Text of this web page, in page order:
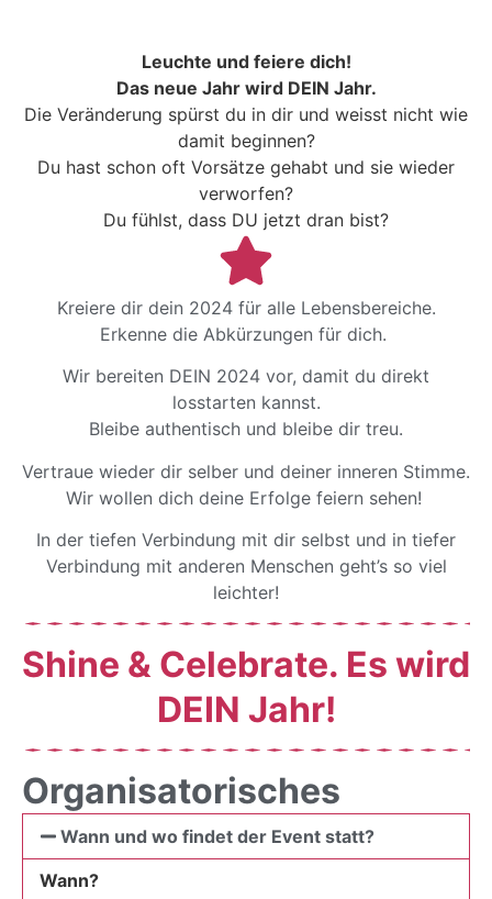
Leuchte und feiere dich!
Das neue Jahr wird DEIN Jahr.
Die Veränderung spürst du in dir und weisst nicht wie
damit beginnen?
Du hast schon oft Vorsätze gehabt und sie wieder
verworfen?
Du fühlst, dass DU jetzt dran bist?
Kreiere dir dein 2024 für alle Lebensbereiche.
Erkenne die Abkürzungen für dich.
Wir bereiten DEIN 2024 vor, damit du direkt
losstarten kannst.
Bleibe authentisch und bleibe dir treu.
Vertraue wieder dir selber und deiner inneren Stimme.
Wir wollen dich deine Erfolge feiern sehen!
In der tiefen Verbindung mit dir selbst und in tiefer
Verbindung mit anderen Menschen geht’s so viel
leichter!
Shine & Celebrate. Es wird
DEIN Jahr!
Organisatorisches
Wann und wo findet der Event statt?
Wann?